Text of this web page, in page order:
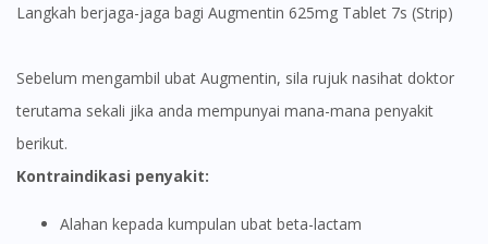
Langkah berjaga-jaga bagi Augmentin 625mg Tablet 7s (Strip)
Sebelum mengambil ubat Augmentin, sila rujuk nasihat doktor
terutama sekali jika anda mempunyai mana-mana penyakit
berikut.
Kontraindikasi penyakit:
Alahan kepada kumpulan ubat beta-lactam